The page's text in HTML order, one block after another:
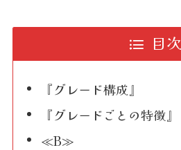
目次
『グレード構成』
『グレードごとの特徴』
≪B≫